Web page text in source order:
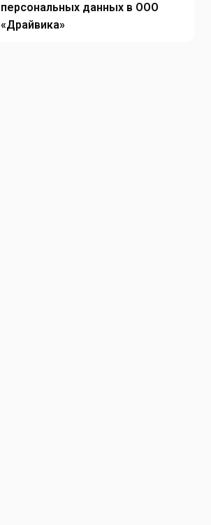
персональных данных в ООО
«Драйвика»